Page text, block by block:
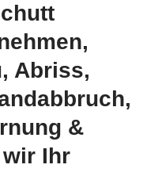
Abriss,
&
Ihr